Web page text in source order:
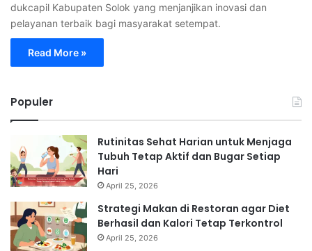
dukcapil Kabupaten Solok yang menjanjikan inovasi dan
pelayanan terbaik bagi masyarakat setempat.
Read More »
Populer
Rutinitas Sehat Harian untuk Menjaga
Tubuh Tetap Aktif dan Bugar Setiap
Hari
April 25, 2026
Strategi Makan di Restoran agar Diet
Berhasil dan Kalori Tetap Terkontrol
April 25, 2026